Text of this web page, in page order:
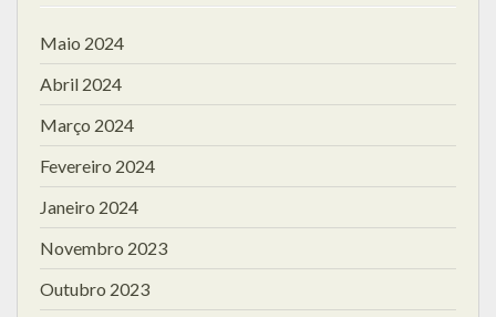
Maio 2024
Abril 2024
Março 2024
Fevereiro 2024
Janeiro 2024
Novembro 2023
Outubro 2023